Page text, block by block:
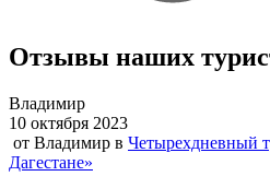
Отзывы наших
Владимир
10 октября 2023
от Владимир в Четырехдневный
Дагестане»